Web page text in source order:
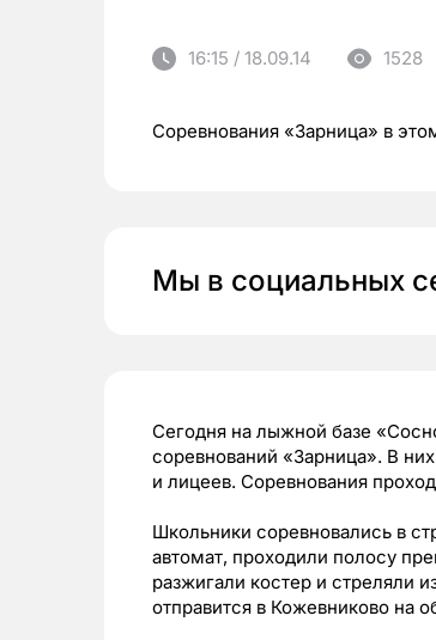
16:15 / 18.09.14 1528
Соревнования «Зарница» в
Мы в социальных
Сегодня на лыжной базе
соревнований «Зарница». В
и лицеев. Соревнования
Школьники соревновались в
автомат, проходили полосу
разжигали костер и стреляли
отправится в Кожевниково на